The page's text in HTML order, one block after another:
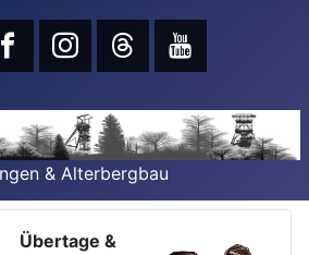
& Alterbergbau
Übertage &